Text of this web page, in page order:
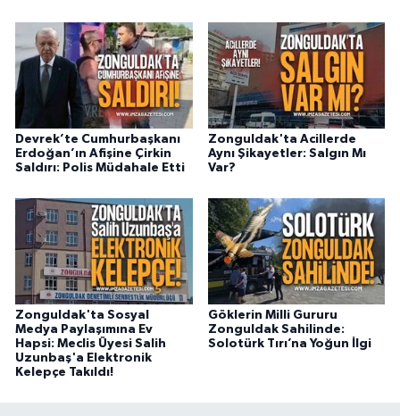
Devrek’te Cumhurbaşkanı
Erdoğan’ın Afişine Çirkin
Saldırı: Polis Müdahale Etti
Zonguldak'ta Acillerde
Aynı Şikayetler: Salgın Mı
Var?
Zonguldak'ta Sosyal
Medya Paylaşımına Ev
Hapsi: Meclis Üyesi Salih
Uzunbaş'a Elektronik
Kelepçe Takıldı!
Göklerin Milli Gururu
Zonguldak Sahilinde:
Solotürk Tırı’na Yoğun İlgi